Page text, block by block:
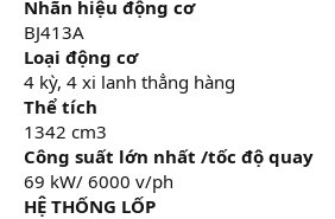
Nhãn hiệu động cơ
BJ413A
Loại động cơ
4 kỳ, 4 xi lanh thẳng hàng
Thể tích
1342 cm3
Công suất lớn nhất /tốc độ quay
69 kW/ 6000 v/ph
HỆ THỐNG LỐP